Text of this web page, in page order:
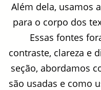
Além dela, usamos
para o corpo dos
Essas fontes
contraste, clareza e
seção, abordamos
são usadas e como